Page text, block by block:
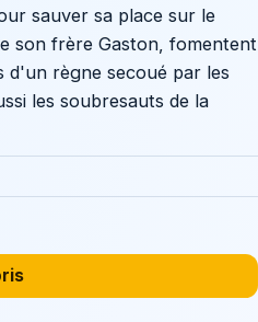
sauver sa place sur le
son frère Gaston, fomentent
d'un règne secoué par les
les soubresauts de la